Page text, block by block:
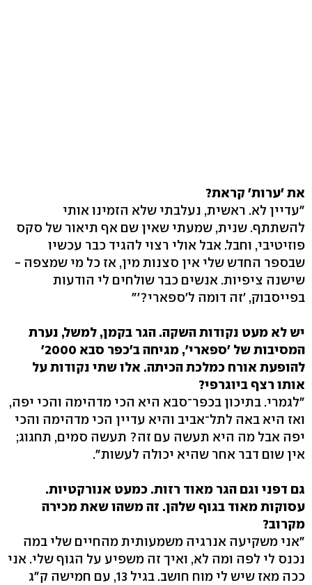
את 'ערות' קראת?
"עדיין לא. ראשית, נעלבתי שלא הזמינו אותי
להשתתף. שנית, שמעתי שאין שם אף תיאור של סקס
פוזיטיבי, וחבל. אבל אולי רצוי להגיד כבר עכשיו
שבספר החדש שלי אין סצנות מין, אז כל מי שמצפה -
שישנה ציפיות. אנשים כבר שולחים לי הודעות
בפייסבוק, 'זה דומה ל'ספארי?'"
יש לא מעט נקודות השקה. הגר בקמן, למשל, נערת
המסיבות של 'ספארי', מגיחה ב'כפר סבא 2000'
להופעת אורח כמלכת הכיתה. אלו שתי נקודות על
אותו רצף ביוגרפי?
"לגמרי. בתיכון בכפר־סבא היא הכי מדהימה והכי יפה,
ואז היא באה לתל־אביב והיא עדיין הכי מדהימה והכי
יפה אבל מה היא תעשה עם זה? תעשה סמים, תחגוג;
אין שום דבר אחר שהיא יכולה לעשות".
גם דפני וגם הגר מאוד רזות. כמעט אנורקטיות.
עסוקות מאוד בגוף שלהן. זה משהו שאת מכירה
מקרוב?
"אני משקיעה אנרגיה משמעותית מהחיים שלי במה
נכנס לי לפה ומה לא, ואיך זה משפיע על הגוף שלי. אני
ככה מאז שיש לי מוח חושב. בגיל 13, עם חמישה ק"ג